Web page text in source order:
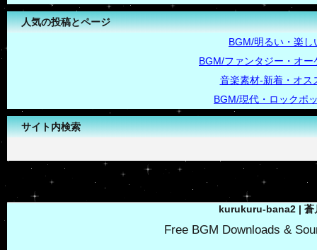
人気の投稿とページ
BGM/明るい・楽し
BGM/ファンタジー・オー
音楽素材-新着・オス
BGM/現代・ロックポ
サイト内検索
kurukuru-bana2 | 蒼
Free BGM Downloads &